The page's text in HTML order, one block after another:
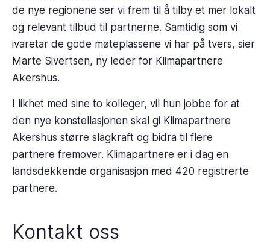
de nye regionene ser vi frem til å tilby et mer lokalt
og relevant tilbud til partnerne. Samtidig som vi
ivaretar de gode møteplassene vi har på tvers, sier
Marte Sivertsen, ny leder for Klimapartnere
Akershus.
I likhet med sine to kolleger, vil hun jobbe for at
den nye konstellasjonen skal gi Klimapartnere
Akershus større slagkraft og bidra til flere
partnere fremover. Klimapartnere er i dag en
landsdekkende organisasjon med 420 registrerte
partnere.
Kontakt oss